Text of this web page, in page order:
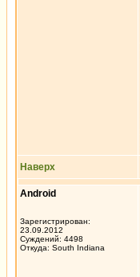
Наверх
Android
Зарегистрирован:
23.09.2012
Суждений: 4498
Откуда: South Indiana